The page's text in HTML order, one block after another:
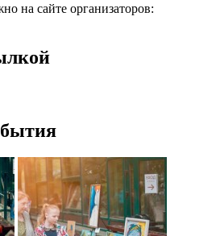
на сайте организаторов: